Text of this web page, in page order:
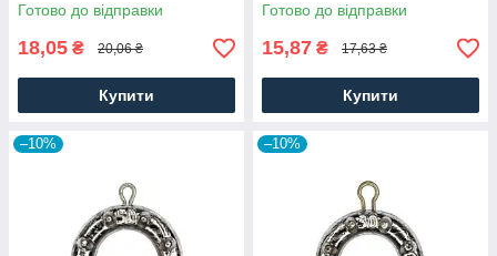
Готово до відправки
18,05 ₴ 20,06 ₴
Купити
Готово до відправки
15,87 ₴ 17,63 ₴
Купити
–10% –10%